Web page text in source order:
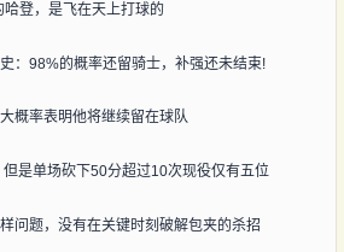
登，是飞在天上打球的
：98%的概率还留骑士，补强还未结束!
概率表明他将继续留在球队
是单场砍下50分超过10次现役仅有五位
问题，没有在关键时刻破解包夹的杀招